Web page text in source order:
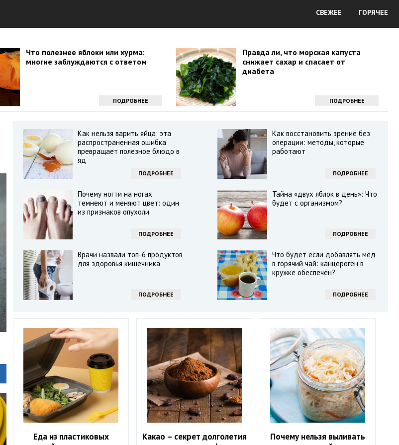
СВЕЖЕЕ ГОРЯЧЕЕ
Что полезнее яблоки или хурма:
многие заблуждаются с ответом
ПОДРОБНЕЕ
Правда ли, что морская капуста
снижает сахар и спасает от
диабета
ПОДРОБНЕЕ
Как нельзя варить яйца: эта
распространенная ошибка
превращает полезное блюдо в
яд
ПОДРОБНЕЕ
Как восстановить зрение без
операции: методы, которые
работают
ПОДРОБНЕЕ
Почему ногти на ногах
темнеют и меняют цвет: один
из признаков опухоли
ПОДРОБНЕЕ
Тайна «двух яблок в день»: Что
будет с организмом?
ПОДРОБНЕЕ
Врачи назвали топ-6 продуктов
для здоровья кишечника
ПОДРОБНЕЕ
Что будет если добавлять мёд
в горячий чай: канцероген в
кружке обеспечен?
ПОДРОБНЕЕ
Еда из пластиковых
Какао – секрет долголетия
Почему нельзя выливать